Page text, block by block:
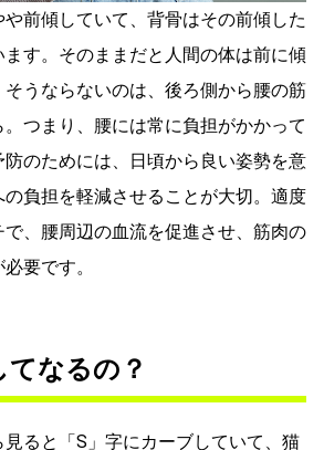
前傾していて、背骨はその前傾した
す。そのままだと人間の体は前に傾
うならないのは、後ろ側から腰の筋
つまり、腰には常に負担がかかって
のためには、日頃から良い姿勢を意
負担を軽減させることが大切。適度
、腰周辺の血流を促進させ、筋肉の
要です。
なるの？
ると「S」字にカーブしていて、猫